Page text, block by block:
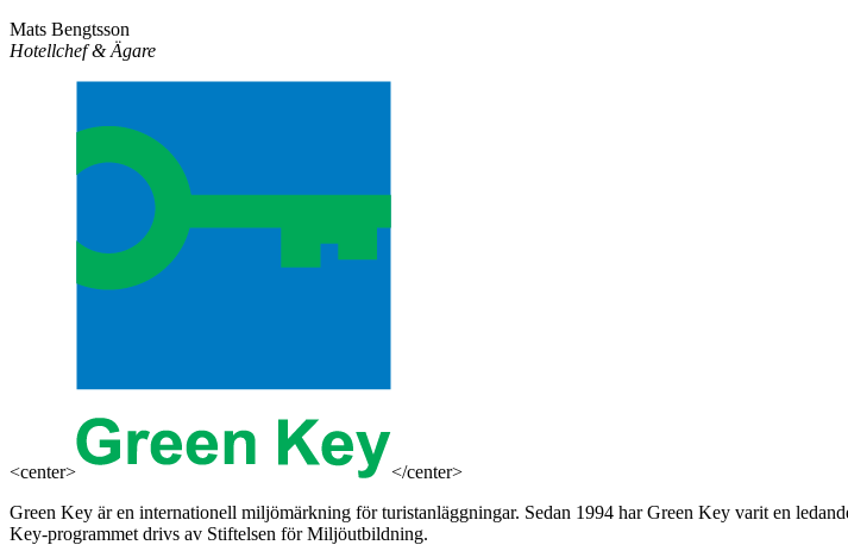
Mats Bengtsson
Hotellchef & Ägare
<center>
</center>
Green Key är en internationell miljömärkning för turistanläggningar. Sedan 1994 har Green Key varit en
Key-programmet drivs av Stiftelsen för Miljöutbildning.